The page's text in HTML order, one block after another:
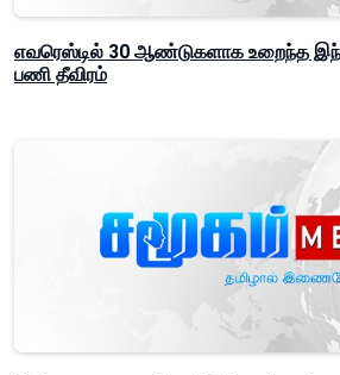
எவரெஸ்டில் 30 ஆண்டுகளாக உறைந்த
பணி தீவிரம்